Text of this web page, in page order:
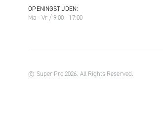
OPENINGSTIJDEN:
Ma - Vr / 9:00 - 17:00
© Super Pro 2026. All Rights Reserved.